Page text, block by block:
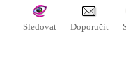
Sledovat Doporučit